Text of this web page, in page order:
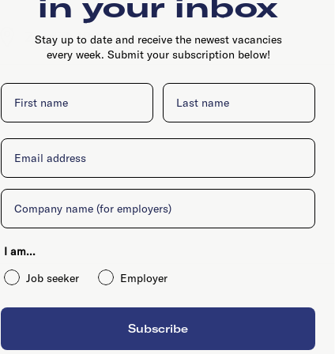
Zeedijk 19, 3513DA, Utrecht
Stay up to date and receive the newest vacancies
every week. Submit your subscription below!
First name Last name
Email
Company
I am...
Job seeker
Employer
Subscribe